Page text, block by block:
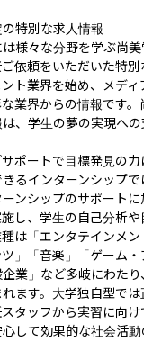
特別な求人情報
様々な分野を学ぶ尚
依頼をいただいた特
ト業界を始め、メディ
業界からの情報です
、学生の夢の実現への
ポートで目標発見の力
るインターンシップ
ンシップのサポート
し、学生の自己分析
は「エンタテインメン
」「音楽」「ゲーム・
企業」など多岐にわた
ます。大学独自型で
タッフから実習に向
して効果的な社会活